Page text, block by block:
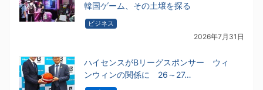
韓国ゲーム、その土壌を探る
ビジネス
2026年7月31日
ハイセンスがBリーグスポンサー ウィ
ンウィンの関係に 26～27…